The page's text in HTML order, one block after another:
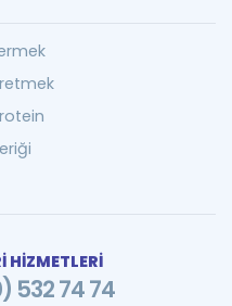
HİZMETLERİ
532 74 74